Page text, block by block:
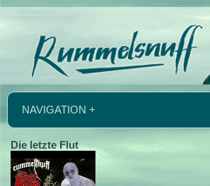
NAVIGATION +
Die letzte Flut